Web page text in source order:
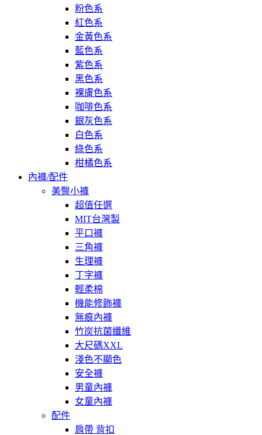
粉色系
紅色系
金黃色系
藍色系
紫色系
黑色系
裸膚色系
咖啡色系
銀灰色系
白色系
綠色系
柑橘色系
內褲/配件
美臀小褲
超值任選
MIT台灣製
平口褲
三角褲
生理褲
丁字褲
輕柔棉
機能修飾褲
無痕內褲
竹炭抗菌纖維
大尺碼XXL
淺色不顯色
安全褲
男童內褲
女童內褲
配件
肩帶 背扣